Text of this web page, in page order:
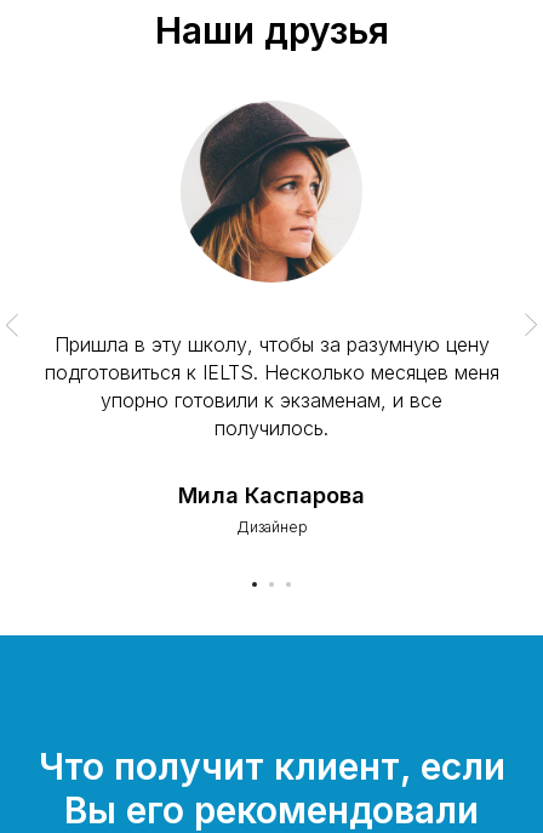
Наши друзья
Пришла в эту школу, чтобы за разумную цену
подготовиться к IELTS. Несколько месяцев меня
упорно готовили к экзаменам, и все
получилось.
Мила Каспарова
Дизайнер
Что получит клиент, если
Вы его рекомендовали